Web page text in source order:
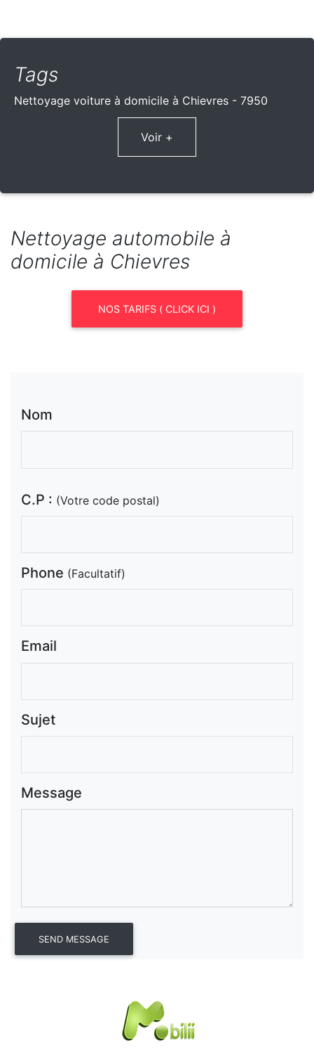
Tags
Nettoyage voiture à domicile à Chievres - 7950
Voir +
Nettoyage automobile à
domicile à Chievres
NOS TARIFS ( CLICK ICI )
Nom
C.P : (Votre code postal)
Phone (Facultatif)
Email
Sujet
Message